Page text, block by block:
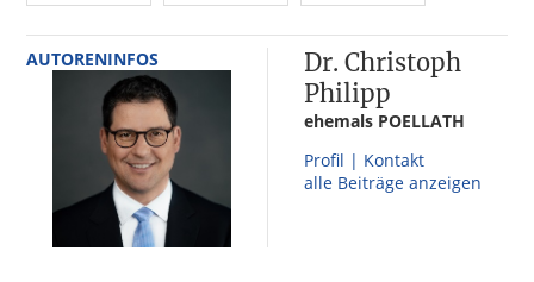
AUTORENINFOS
Dr. Christoph
Philipp
ehemals POELLATH
Profil | Kontakt
alle Beiträge anzeigen